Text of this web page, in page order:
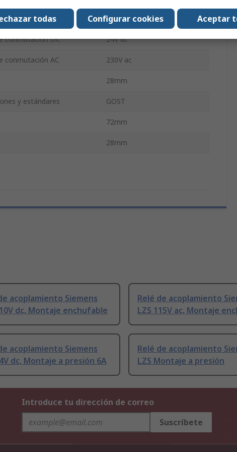
de conmutación 6A
conmutación DC 24V dc
conmutación AC 230V ac
28mm
y estándares GOST
72mm
28mm
acoplamiento Siemens
dc, Montaje enchufable
Relé de acoplamiento
LZS 115V ac, Montaje
acoplamiento Siemens
dc, Montaje a presión 6A
Relé de acoplamiento
LZS Montaje a presión
Introduce tu dirección de correo
Suscríbete
Aceptar
Configurar cookies
todas